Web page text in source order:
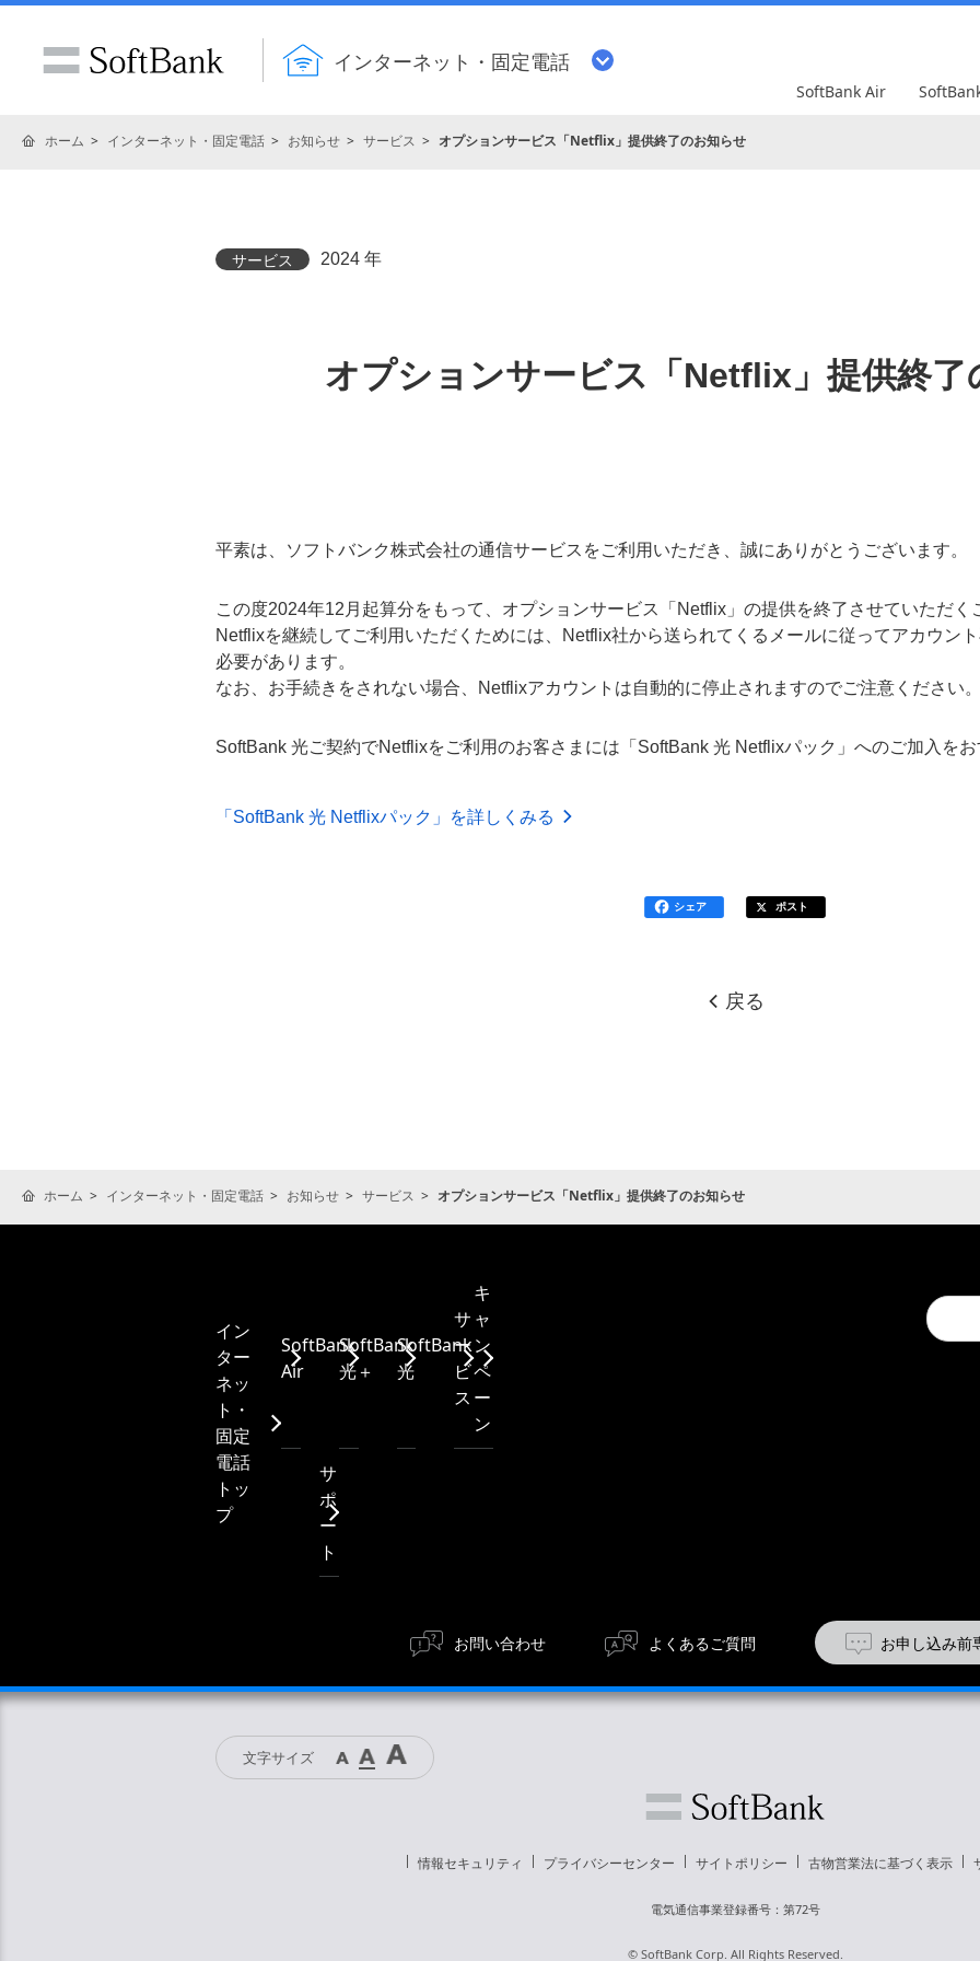
インターネット・固定電話
SoftBank Air
ホーム インターネット・固定電話 お知らせ サービス オプションサービス「Netflix」提供終了のお知らせ
サービス 2024 年
オプションサービス「Netflix」提供終了
平素は、ソフトバンク株式会社の通信サービスをご利用いただき、誠にありがとうございます。
この度2024年12月起算分をもって、オプションサービス「Netflix」の提供を終了させていただく
Netflixを継続してご利用いただくためには、Netflix社から送られてくるメールに従ってアカウン
必要があります。
なお、お手続きをされない場合、Netflixアカウントは自動的に停止されますのでご注意ください。
SoftBank 光ご契約でNetflixをご利用のお客さまには「SoftBank 光 Netflixパック」へのご加入をお
「SoftBank 光 Netflixパック」を詳しくみる
シェア ポスト
戻る
ホーム インターネット・固定電話 お知らせ サービス オプションサービス「Netflix」提供終了のお知らせ
Conduct
a
search
イン
ター
ネッ
ト・
固定
電話
トッ
プ
SoftBank
Air
SoftBank
光＋
SoftBank
光
サ
ー
ビ
ス
キ
ャ
ン
ペ
ー
ン
サ
ポ
ー
ト
お問い合わせ よくあるご質問 お申し込み前
文字サイズ
情報セキュリティ プライバシーセンター サイトポリシー 古物営業法に基づく表示
電気通信事業登録番号：第72号
© SoftBank Corp. All Rights Reserved.